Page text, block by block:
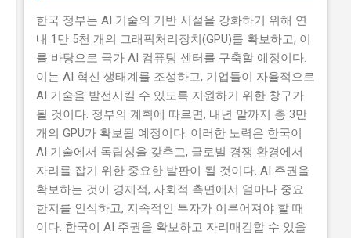
한국 정부는 AI 기술의 기반 시설을 강화하기 위해 연
내 1만 5천 개의 그래픽처리장치(GPU)를 확보하고, 이
를 바탕으로 국가 AI 컴퓨팅 센터를 구축할 예정이다.
이는 AI 혁신 생태계를 조성하고, 기업들이 자율적으로
AI 기술을 발전시킬 수 있도록 지원하기 위한 창구가
될 것이다. 정부의 계획에 따르면, 내년 말까지 총 3만
개의 GPU가 확보될 예정이다. 이러한 노력은 한국이
AI 기술에서 독립성을 갖추고, 글로벌 경쟁 환경에서
자리를 잡기 위한 중요한 발판이 될 것이다. AI 주권을
확보하는 것이 경제적, 사회적 측면에서 얼마나 중요
한지를 인식하고, 지속적인 투자가 이루어져야 할 때
이다. 한국이 AI 주권을 확보하고 자리매김할 수 있을